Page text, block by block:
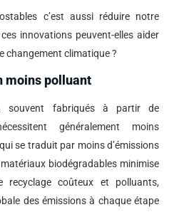
c’est aussi réduire notre
innovations peuvent-elles aider
changement climatique ?
moins polluant
souvent fabriqués à partir de
généralement moins
se traduit par moins d’émissions
biodégradables minimise
recyclage coûteux et polluants,
des émissions à chaque étape